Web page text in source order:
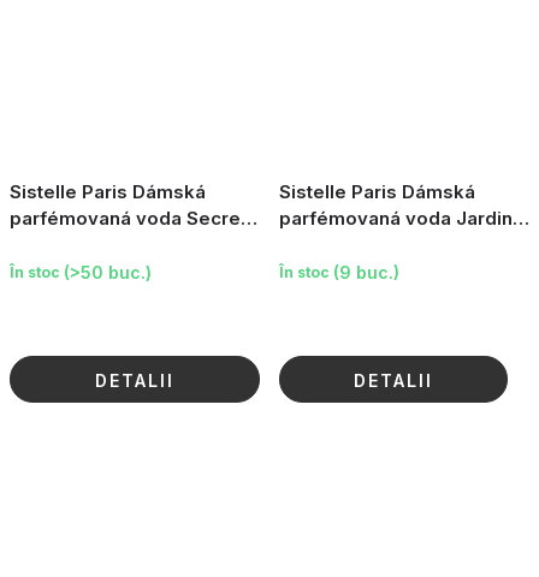
Sistelle Paris Dámská
parfémovaná voda Secret
În stoc (>50 buc.)
DETALII
Sistelle Paris Dámská
parfémovaná voda Jardin
În stoc (9 buc.)
DETALII